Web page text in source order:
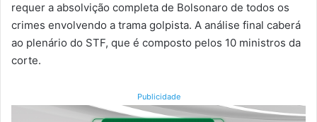
requer a absolvição completa de Bolsonaro de todos os
crimes envolvendo a trama golpista. A análise final caberá
ao plenário do STF, que é composto pelos 10 ministros da
corte.
Publicidade